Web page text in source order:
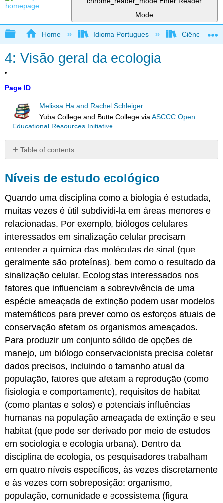
Mode
Expand/collapse global hierarchy
Home Idioma Portugues Ciência
4: Visão geral da ecologia
Page ID
Melissa Ha and Rachel Schleiger
Yuba College and Butte College viaASCCC Open
Educational Resources Initiative
Table of contents
estudo
ecológico
Organizacional
Ecologia
Populacional
Ecologia
Comunitária
Ecologia
de
ecossistemas
Atribuição
Níveis de estudo ecológico
Quando uma disciplina como a biologia é estudada,
muitas vezes é útil subdividi-la em áreas menores e
relacionadas. Por exemplo, biólogos celulares
interessados em sinalização celular precisam
entender a química das moléculas de sinal (que
geralmente são proteínas), bem como o resultado da
sinalização celular. Ecologistas interessados nos
fatores que influenciam a sobrevivência de uma
espécie ameaçada de extinção podem usar modelos
matemáticos para prever como os esforços atuais de
conservação afetam os organismos ameaçados.
Para produzir um conjunto sólido de opções de
manejo, um biólogo conservacionista precisa coletar
dados precisos, incluindo o tamanho atual da
população, fatores que afetam a reprodução (como
fisiologia e comportamento), requisitos de habitat
(como plantas e solos) e potenciais influências
humanas na população ameaçada de extinção e seu
habitat (que pode ser derivado por meio de estudos
em sociologia e ecologia urbana). Dentro da
disciplina de ecologia, os pesquisadores trabalham
em quatro níveis específicos, às vezes discretamente
e às vezes com sobreposição: organismo,
população, comunidade e ecossistema (figura